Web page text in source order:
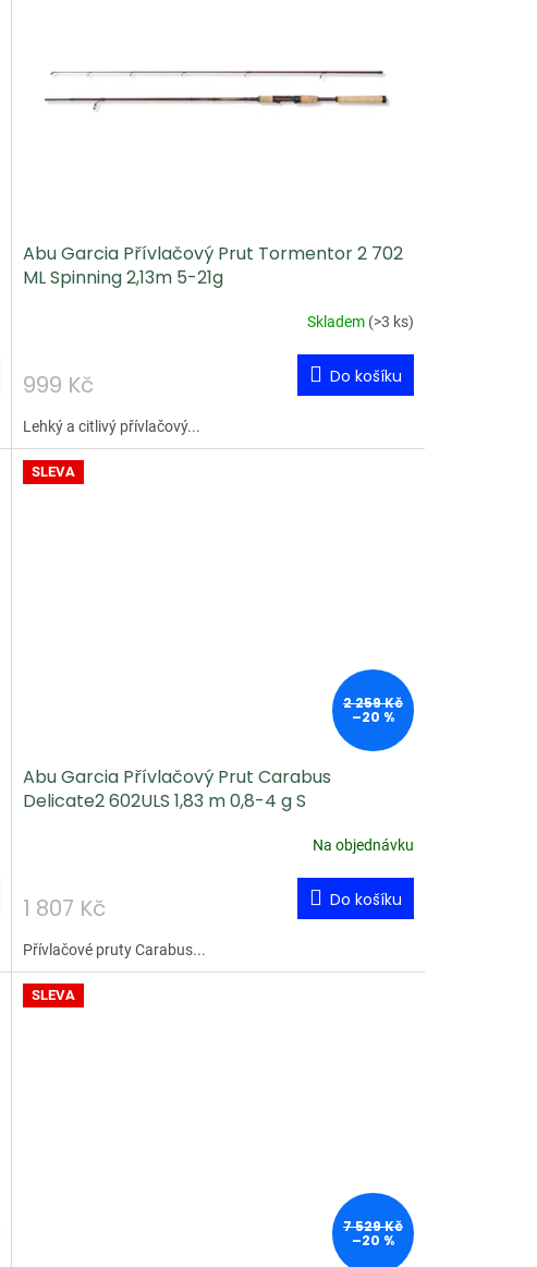
Abu Garcia Přívlačový Prut Tormentor 2 702
ML Spinning 2,13m 5-21g
Skladem (>3 ks)
999 Kč Do košíku
Lehký a citlivý přívlačový...
SLEVA
2 259 Kč
–20 %
Abu Garcia Přívlačový Prut Carabus
Delicate2 602ULS 1,83 m 0,8-4 g S
Na objednávku
1 807 Kč Do košíku
Přívlačové pruty Carabus...
SLEVA
7 529 Kč
–20 %